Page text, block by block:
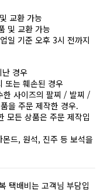
교환 가능
및 교환 가능
일 기준 오후 3시 전까지
난 경우
또는 훼손된 경우
한 사이즈의 팔찌 / 발찌 /
을 주문 제작한 경우.
모든 상품은 주문 제작입
몬드, 원석, 진주 등 보석을
택배비는 고객님 부담입